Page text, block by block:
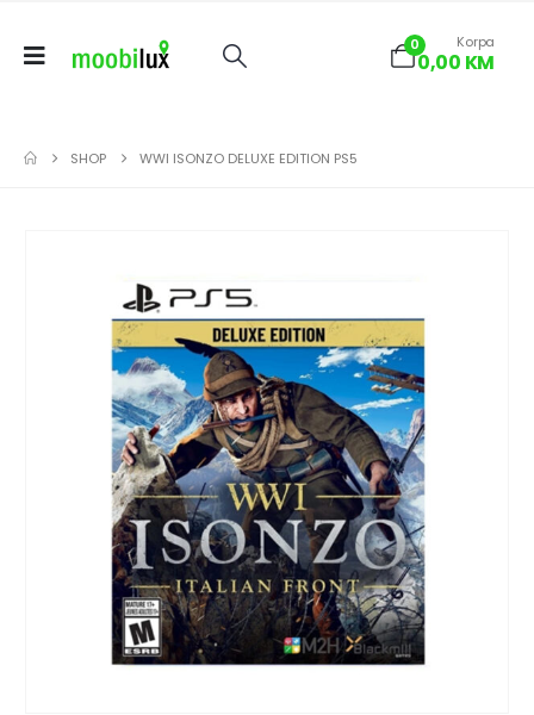
0 Korpa
0,00 KM
SHOP WWI ISONZO DELUXE EDITION PS5